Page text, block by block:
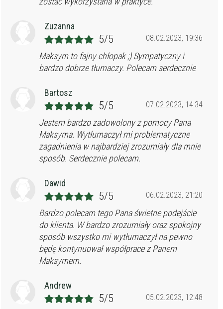
Zuzanna
08.02.2023, 19:36
5/5
Maksym to fajny chłopak ;) Sympatyczny i
bardzo dobrze tłumaczy. Polecam serdecznie
Bartosz
07.02.2023, 14:34
5/5
Jestem bardzo zadowolony z pomocy Pana
Maksyma. Wytłumaczył mi problematyczne
zagadnienia w najbardziej zrozumiały dla mnie
sposób. Serdecznie polecam.
Dawid
06.02.2023, 21:20
5/5
Bardzo polecam tego Pana świetne podejście
do klienta. W bardzo zrozumiały oraz spokojny
sposób wszystko mi wytłumaczył na pewno
będę kontynuował współprace z Panem
Maksymem.
Andrew
05.02.2023, 12:48
5/5